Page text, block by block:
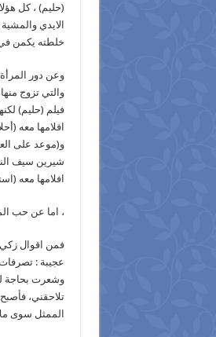
(حليم) ، كل
الايدي
خلطته يكمن في
وعن دور
والتي تزوج
فيلم (حليم)
افلامها معه
و(موعد على
شيرين سيف
افلامها معه
، اما عن حب
فمن اقوال زكي
عجيبة :
وشعرت بحاجة
تلاحقني،
الممثل سوى